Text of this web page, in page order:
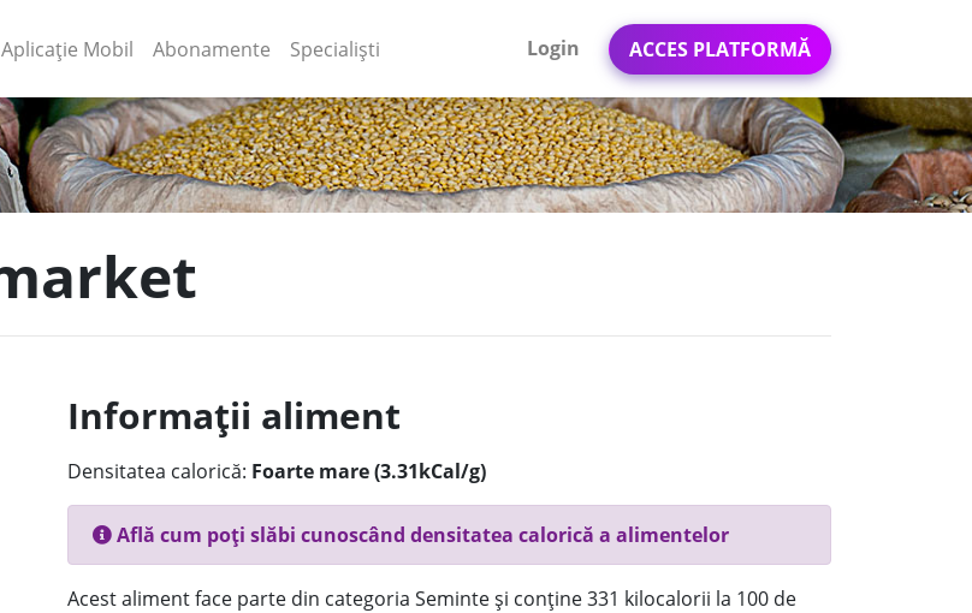
Aplicație Mobil (current)
Abonamente Specialiști Login ACCES PLATFORMĂ
Informații aliment
Densitatea calorică: Foarte mare (3.31kCal/g)
Află cum poți slăbi cunoscând densitatea calorică a alimentelor
Acest aliment face parte din categoria Seminte și conține 331 kilocalorii la 100 de